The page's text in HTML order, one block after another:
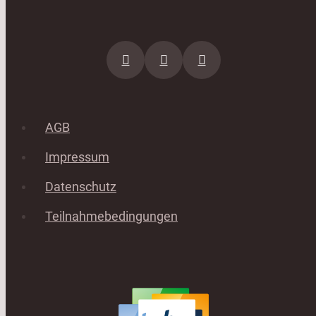
AGB
Impressum
Datenschutz
Teilnahmebedingungen